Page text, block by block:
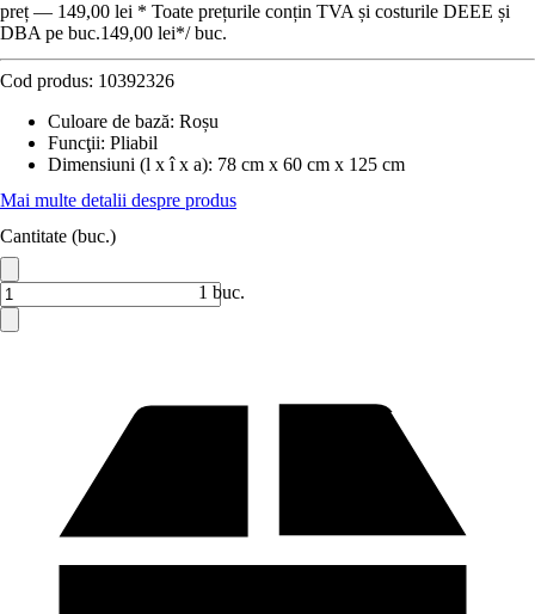
preț — 149,00 lei * Toate prețurile conțin TVA și costurile DEEE și
DBA pe buc.149,00 lei*/ buc.
Cod produs: 10392326
Culoare de bază: Roșu
Funcţii: Pliabil
Dimensiuni (l x î x a): 78 cm x 60 cm x 125 cm
Mai multe detalii despre produs
Cantitate (buc.)
1 buc.